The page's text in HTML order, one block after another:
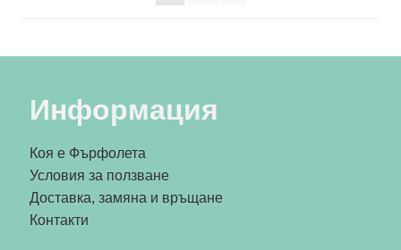
Информация
Коя е Фърфолета
Условия за ползване
Доставка, замяна и връщане
Контакти